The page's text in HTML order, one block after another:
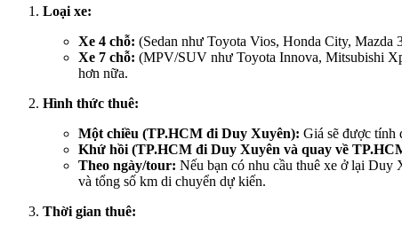
Loại xe:
Xe 4 chỗ: (Sedan như Toyota Vios, Honda City,
Xe 7 chỗ: (MPV/SUV như Toyota Innova, Mitsubishi
hơn nữa.
Hình thức thuê:
Một chiều (TP.HCM đi Duy Xuyên): Giá sẽ được tính
Khứ hồi (TP.HCM đi Duy Xuyên và quay về
Theo ngày/tour: Nếu bạn có nhu cầu thuê xe ở lại Duy
và tổng số km di chuyển dự kiến.
Thời gian thuê: